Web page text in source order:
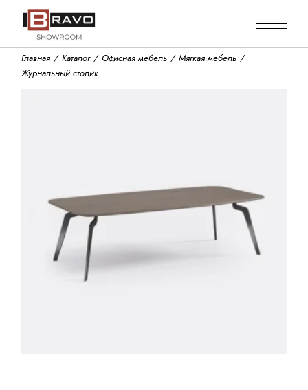
Главная Каталог Офисная мебель
Мягкая мебель
Журнальный столик